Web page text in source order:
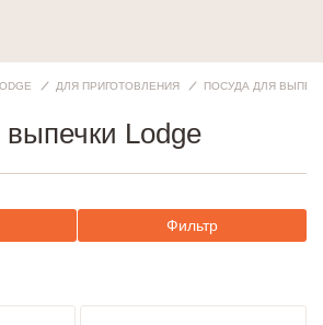
ДЛЯ ПРИГОТОВЛЕНИЯ ПОСУДА ДЛЯ
Lodge
Фильтр